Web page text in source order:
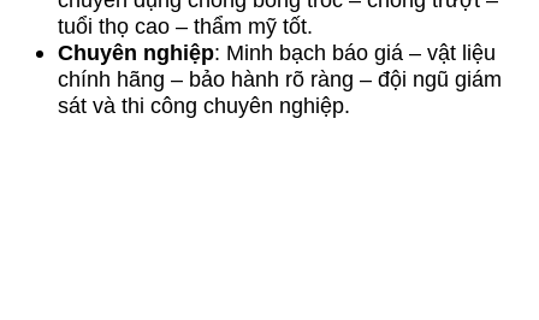
tuổi thọ cao – thẩm mỹ tốt.
Chuyên nghiệp: Minh bạch báo giá – vật liệu
chính hãng – bảo hành rõ ràng – đội ngũ giám
sát và thi công chuyên nghiệp.